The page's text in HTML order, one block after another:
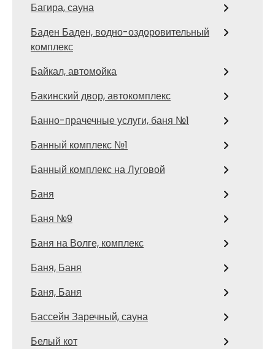
Багира, сауна
Баден Баден, водно-оздоровительный
комплекс
Байкал, автомойка
Бакинский двор, автокомплекс
Банно-прачечные услуги, баня №1
Банный комплекс №1
Банный комплекс на Луговой
Баня
Баня №9
Баня на Волге, комплекс
Баня, Баня
Баня, Баня
Бассейн Заречный, сауна
Белый кот